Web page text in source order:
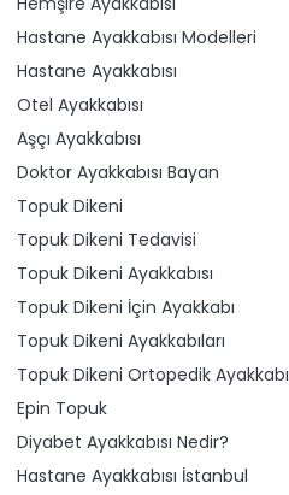
Hastane Ayakkabısı Modelleri
Hastane Ayakkabısı
Otel Ayakkabısı
Aşçı Ayakkabısı
Doktor Ayakkabısı Bayan
Topuk Dikeni
Topuk Dikeni Tedavisi
Topuk Dikeni Ayakkabısı
Topuk Dikeni İçin Ayakkabı
Topuk Dikeni Ayakkabıları
Topuk Dikeni Ortopedik Ayakkabı
Epin Topuk
Diyabet Ayakkabısı Nedir?
Hastane Ayakkabısı İstanbul